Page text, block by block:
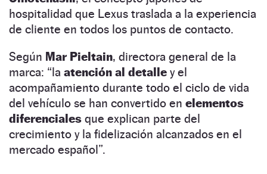
hospitalidad que Lexus traslada a la experiencia
de cliente en todos los puntos de contacto.
Según Mar Pieltain, directora general de la
marca: “la atención al detalle y el
acompañamiento durante todo el ciclo de vida
del vehículo se han convertido en elementos
diferenciales que explican parte del
crecimiento y la fidelización alcanzados en el
mercado español”.